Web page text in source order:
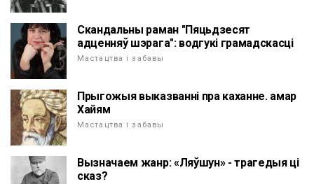
Скандальны раман "Пяцьдзесят
адценняў шэрага": водгукі грамадскасці
Мастацтва і забавы
Прыгожыя выказванні пра каханне. амар
Хайям
Мастацтва і забавы
Вызначаем жанр: «Ляўшун» - трагедыя ці
сказ?